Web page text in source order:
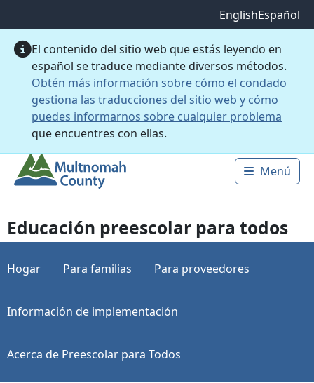
EnglishEspañol
El contenido del sitio web que estás leyendo en
español se traduce mediante diversos métodos.
Obtén más información sobre cómo el condado
gestiona las traducciones del sitio web y cómo
puedes informarnos sobre cualquier problema
que encuentres con ellas.
Main
Menú
Educación preescolar para todos
Hogar Para familias Para proveedores
Información de implementación
Acerca de Preescolar para Todos